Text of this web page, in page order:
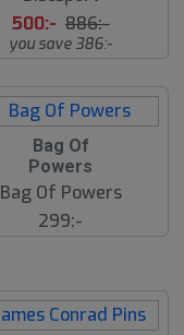
500:- 886:-
you save 386:-
Bag Of
Powers
Bag Of Powers
299:-